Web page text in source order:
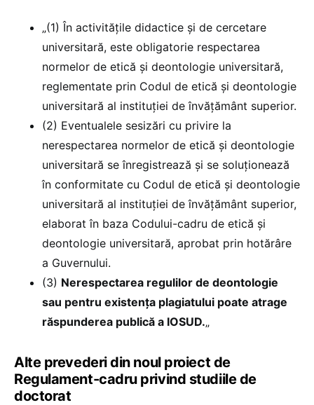
„(1) În activitățile didactice și de cercetare
universitară, este obligatorie respectarea
normelor de etică și deontologie universitară,
reglementate prin Codul de etică și deontologie
universitară al instituției de învățământ superior.
(2) Eventualele sesizări cu privire la
nerespectarea normelor de etică și deontologie
universitară se înregistrează și se soluționează
în conformitate cu Codul de etică și deontologie
universitară al instituției de învățământ superior,
elaborat în baza Codului-cadru de etică și
deontologie universitară, aprobat prin hotărâre
a Guvernului.
(3) Nerespectarea regulilor de deontologie
sau pentru existenţa plagiatului poate atrage
răspunderea publică a IOSUD.„
Alte prevederi din noul proiect de
Regulament-cadru privind studiile de
doctorat